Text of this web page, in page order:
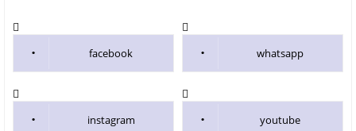
facebook whatsapp
instagram youtube